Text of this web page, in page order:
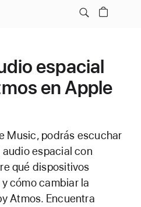
espacial
en Apple
Music, podrás escuchar
espacial con
qué dispositivos
cómo cambiar la
Atmos. Encuentra